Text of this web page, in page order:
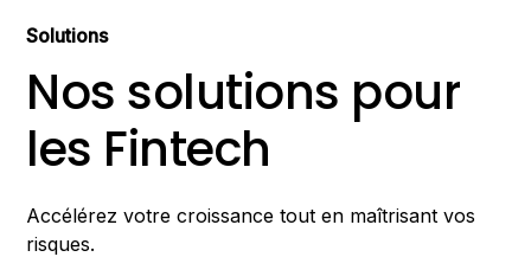
Solutions
Nos solutions pour
les Fintech
Accélérez votre croissance tout en maîtrisant vos
risques.